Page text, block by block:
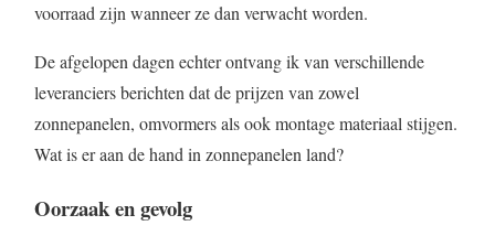
voorraad zijn wanneer ze dan verwacht worden.
De afgelopen dagen echter ontvang ik van verschillende
leveranciers berichten dat de prijzen van zowel
zonnepanelen, omvormers als ook montage materiaal stijgen.
Wat is er aan de hand in zonnepanelen land?
Oorzaak en gevolg